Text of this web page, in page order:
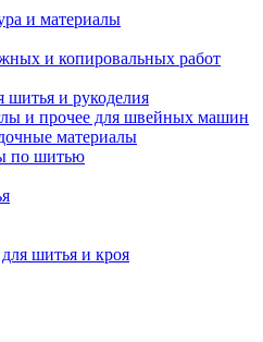
и материалы
и копировальных работ
и рукоделия
и прочее для швейных машин
материалы
по шитью
шитья и кроя